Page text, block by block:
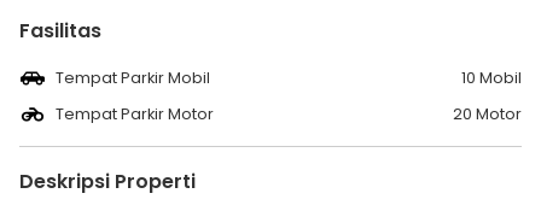
Fasilitas
Tempat Parkir Mobil
10 Mobil
Tempat Parkir Motor
20 Motor
Deskripsi Properti